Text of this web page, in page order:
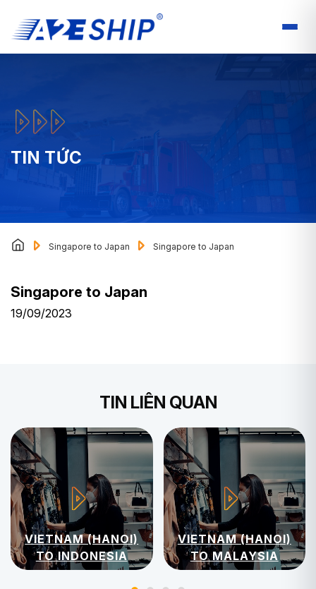
TIN TỨC
Singapore to Japan Singapore to Japan
Singapore to Japan
19/09/2023
TIN LIÊN QUAN
VIETNAM (HANOI)
TO INDONESIA
VIETNAM (HANOI)
TO MALAYSIA